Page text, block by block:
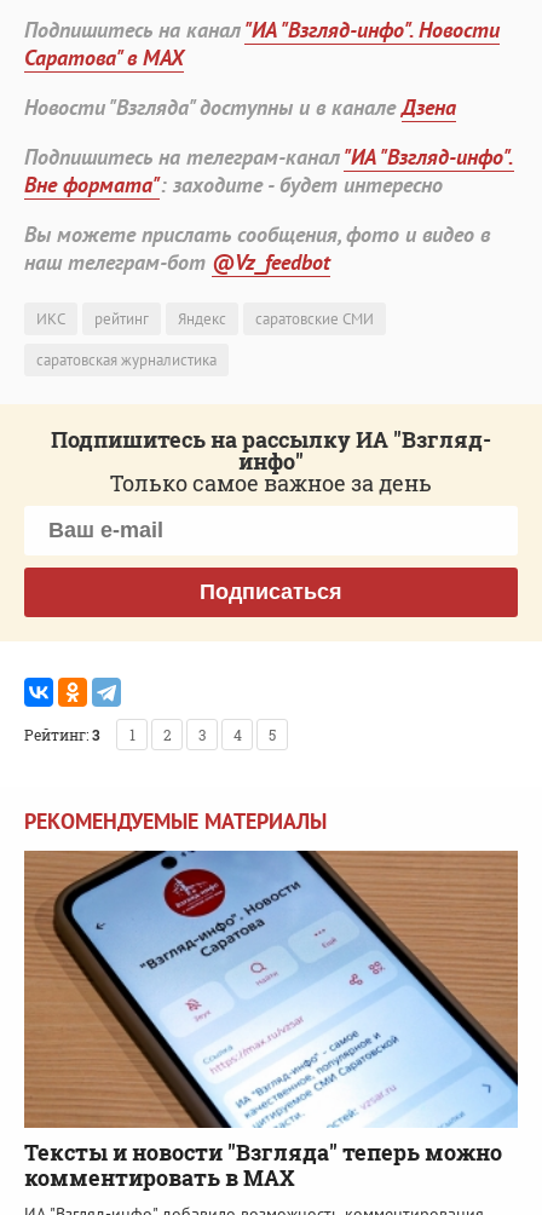
Подпишитесь на канал"ИА "Взгляд-инфо". Новости
Саратова" в MAX
Новости "Взгляда" доступны и в каналеДзена
Подпишитесь на телеграм-канал"ИА "Взгляд-инфо".
Вне формата": заходите - будет интересно
Вы можете прислать сообщения, фото и видео в
наш телеграм-бот @Vz_feedbot
ИКС рейтинг Яндекс
саратовские СМИ
саратовская журналистика
Подпишитесь на рассылку ИА "Взгляд-
инфо"
Только самое важное за день
Подписаться
Рейтинг:3 1 2 3 4 5
РЕКОМЕНДУЕМЫЕ МАТЕРИАЛЫ
Тексты и новости "Взгляда" теперь можно
комментировать в MAX